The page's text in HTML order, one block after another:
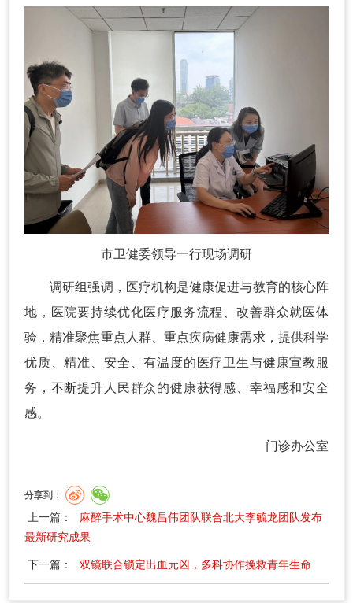
市卫健委领导一行现场调研
调研组强调，医疗机构是健康促进与教育的核心阵
地，医院要持续优化医疗服务流程、改善群众就医体
验，精准聚焦重点人群、重点疾病健康需求，提供科学
优质、精准、安全、有温度的医疗卫生与健康宣教服
务，不断提升人民群众的健康获得感、幸福感和安全
感。
门诊办公室
分享到：
上一篇：
麻醉手术中心魏昌伟团队联合北大李毓龙团队发布
最新研究成果
下一篇： 双镜联合锁定出血元凶，多科协作挽救青年生命